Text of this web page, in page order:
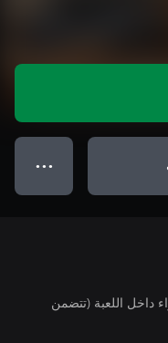
● ● ●
داخل اللعبة (تتضمن